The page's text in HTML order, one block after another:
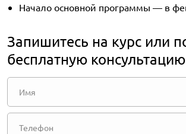
Начало основной программы — в
Запишитесь на курс или
бесплатную консультацию